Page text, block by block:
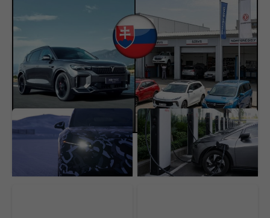
Čínske autá útočia na svoju najväčšiu slabinu.
Toto má byť riešenie, ako si získať Slovákov
Lucid nechtiac ukázal
svoj najdôležitejší
elektromobil. Dostupné
SUV odhalilo aj svoju
BYD chystá batériu,
ktorá zmení
elektromobily. Prvé kusy
dorazia rekordne rýchlo,
vieme kedy